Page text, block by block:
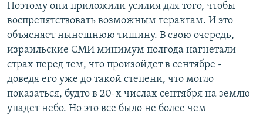
Поэтому они приложили усилия для того, чтобы
воспрепятствовать возможным терактам. И это
объясняет нынешнюю тишину. В свою очередь,
израильские СМИ минимум полгода нагнетали
страх перед тем, что произойдет в сентябре -
доведя его уже до такой степени, что могло
показаться, будто в 20-х числах сентября на землю
упадет небо. Но это все было не более чем